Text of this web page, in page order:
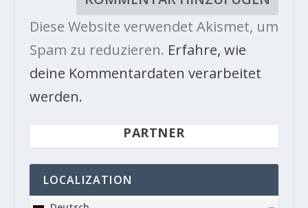
Diese Website verwendet Akismet, um
Spam zu reduzieren. Erfahre, wie
deine Kommentardaten verarbeitet
werden.
PARTNER
LOCALIZATION